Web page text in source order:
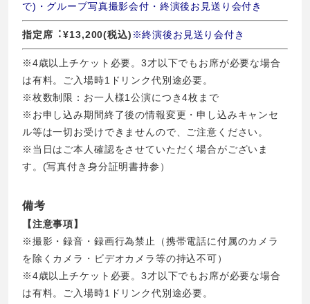
で)・グループ写真撮影会付・終演後お⾒送り会付き
指定席︓¥13,200(税込) ※終演後お⾒送り会付き
※4歳以上チケット必要。3才以下でもお席が必要な場合
は有料。ご⼊場時1ドリンク代別途必要。
※枚数制限：お⼀⼈様1公演につき4枚まで
※お申し込み期間終了後の情報変更・申し込みキャンセ
ル等は⼀切お受けできませんので、ご注意ください。
※当⽇はご本⼈確認をさせていただく場合がございま
す。(写真付き⾝分証明書持参）
備考
【注意事項】
※撮影・録⾳・録画⾏為禁⽌（携帯電話に付属のカメラ
を除くカメラ・ビデオカメラ等の持込不可）
※4歳以上チケット必要。3才以下でもお席が必要な場合
は有料。ご⼊場時1ドリンク代別途必要。